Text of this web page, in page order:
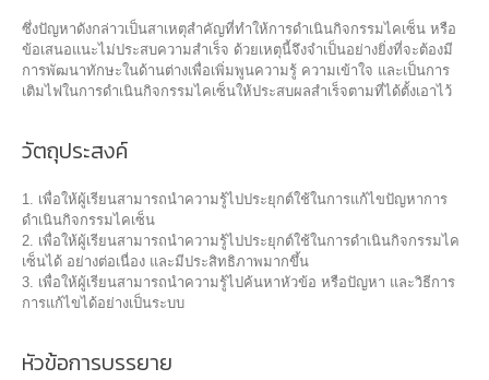
ซึ่งปัญหาดังกล่าวเป็นสาเหตุสำคัญที่ทำให้การดำเนินกิจกรรมไคเซ็น หรือ
ข้อเสนอแนะไม่ประสบความสำเร็จ ด้วยเหตุนี้จึงจำเป็นอย่างยิ่งที่จะต้องมี
การพัฒนาทักษะในด้านต่างเพื่อเพิ่มพูนความรู้ ความเข้าใจ และเป็นการ
เติมไฟในการดำเนินกิจกรรมไคเซ็นให้ประสบผลสำเร็จตามที่ได้ตั้งเอาไว้
วัตถุประสงค์
1. เพื่อให้ผู้เรียนสามารถนำความรู้ไปประยุกต์ใช้ในการแก้ไขปัญหาการ
ดำเนินกิจกรรมไคเซ็น
2. เพื่อให้ผู้เรียนสามารถนำความรู้ไปประยุกต์ใช้ในการดำเนินกิจกรรมไค
เซ็นได้ อย่างต่อเนื่อง และมีประสิทธิภาพมากขึ้น
3. เพื่อให้ผู้เรียนสามารถนำความรู้ไปค้นหาหัวข้อ หรือปัญหา และวิธีการ
การแก้ไขได้อย่างเป็นระบบ
หัวข้อการบรรยาย